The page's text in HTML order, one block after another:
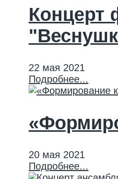
Концерт
22 мая 2021
Подробнее...
20 мая 2021
Подробнее...